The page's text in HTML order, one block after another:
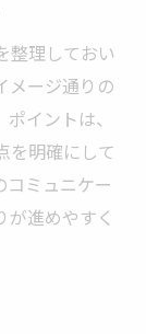
のバラン
防ぐコツ
現する秘
ント
性を知る
整理しておい
メージ通りの
イントは、
を明確にして
コミュニケー
進めやすく